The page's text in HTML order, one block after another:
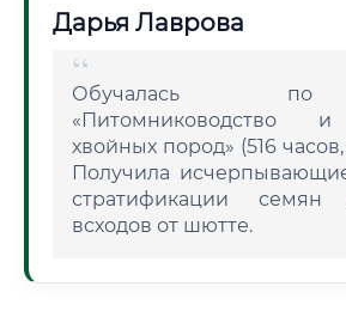
Дарья Лаврова
Обучалась
«Питомниководство
хвойных пород» (516
Получила
стратификации
всходов от шютте.